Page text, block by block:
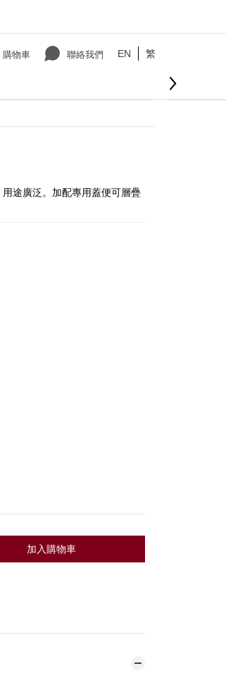
購物車 聯絡我們 EN 繁
途廣泛。加配專用蓋便可層疊
加入購物車